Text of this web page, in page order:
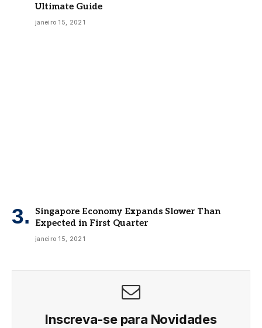
Ultimate Guide
janeiro 15, 2021
Singapore Economy Expands Slower Than
Expected in First Quarter
janeiro 15, 2021
Inscreva-se para Novidades